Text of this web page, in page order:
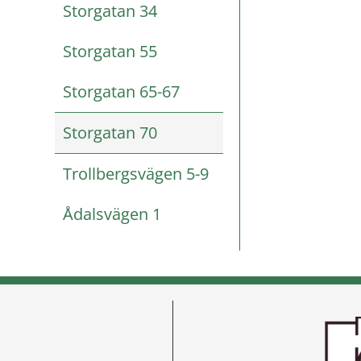
Storgatan 34
Storgatan 55
Storgatan 65-67
Storgatan 70
Trollbergsvägen 5-9
Ådalsvägen 1